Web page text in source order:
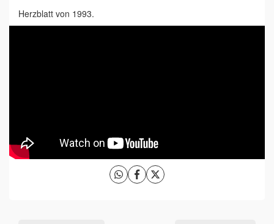
Herzblatt von 1993.